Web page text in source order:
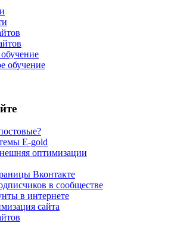
обучение
E-gold
оптимизации
Вконтакте
в сообществе
в интернете
сайта